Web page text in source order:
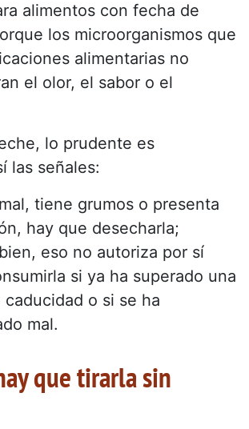
alimentos con fecha de
los microorganismos que
alimentarias no
el olor, el sabor o el
lo prudente es
las señales:
tiene grumos o presenta
hay que desecharla;
eso no autoriza por sí
si ya ha superado una
o si se ha
mal.
que tirarla sin